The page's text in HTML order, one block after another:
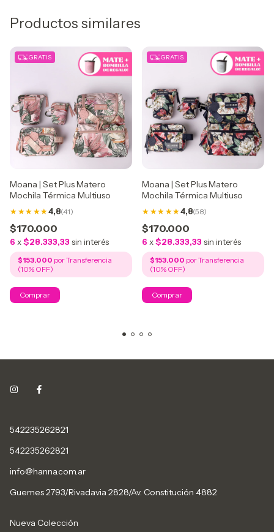
Productos similares
GRATIS
Moana | Set Plus Matero
Mochila Térmica Multiuso
4,8(41)
$170.000
6 x$28.333,33 sin interés
$153.000
GRATIS
Moana | Set Plus Matero
Mochila Térmica Multiuso
4,8(58)
$170.000
6 x$28.333,33 sin interés
$153.000
542235262821
542235262821
info@hanna.com.ar
Guemes 2793/Rivadavia 2828/Av. Constitución 4882
Nueva Colección